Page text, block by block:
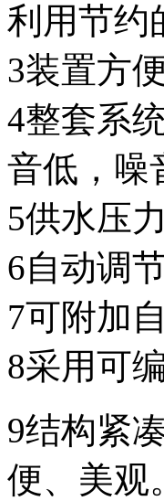
利用节约
3装置方
4整套系
音低，噪
5供水压
6自动调
7可附加
8采用可
9结构紧
便、美观